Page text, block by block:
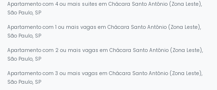
Apartamento com 4 ou mais suites em Chácara Santo Antônio (Zona Leste),
São Paulo, SP
Apartamento com 1 ou mais vagas em Chácara Santo Antônio (Zona Leste),
São Paulo, SP
Apartamento com 2 ou mais vagas em Chácara Santo Antônio (Zona Leste),
São Paulo, SP
Apartamento com 3 ou mais vagas em Chácara Santo Antônio (Zona Leste),
São Paulo, SP